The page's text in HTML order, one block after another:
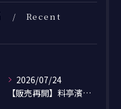
Recent
2026/07/24
【販売再開】料亭濱長オリジナル「こぶ茶・梅こぶ茶」のネット通販を開始しました